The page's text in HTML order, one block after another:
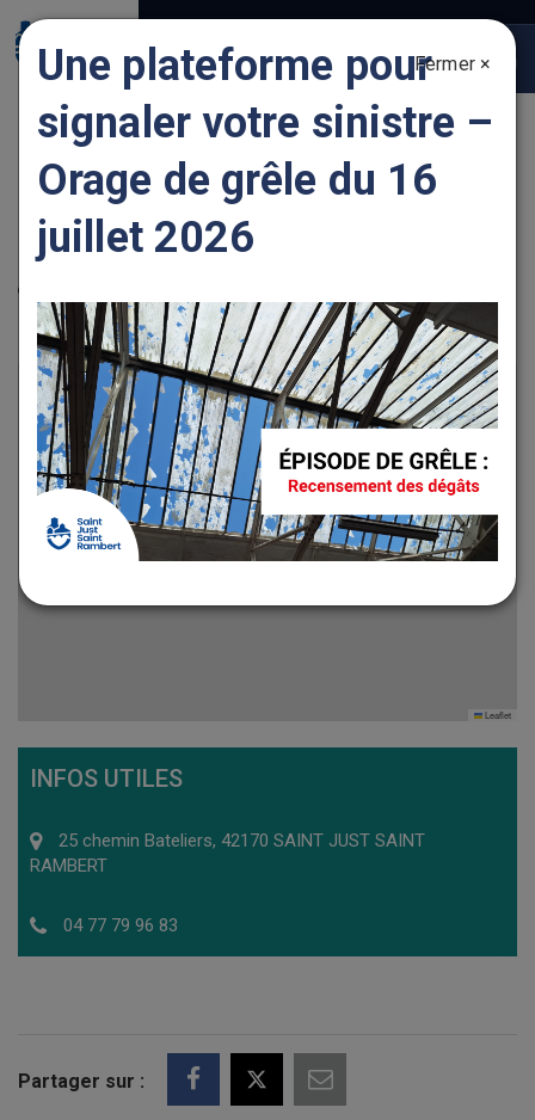
GADI OURIDA
Localisation
RAMBERT
+
−
Leaflet
INFOS UTILES
25 chemin Bateliers, 42170 SAINT JUST SAINT
RAMBERT
04 77 79 96 83
Partager sur :
Fermer ×
Une plateforme pour
signaler votre sinistre –
Orage de grêle du 16
juillet 2026